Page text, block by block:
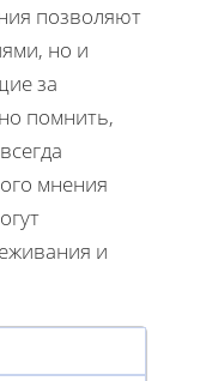
позволяют
но и
за
помнить,
мнения
и